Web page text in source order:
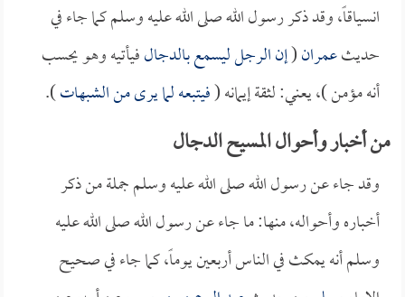
انسياقاً، وقد ذكر رسول الله صلى الله عليه وسلم كما جاء في
حديثعمران(إن الرجل ليسمع بالدجالفيأتيه وهو يحسب
أنه مؤمن )، يعني: لثقة إيمانه (فيتبعه لما يرى من الشبهات).
من أخبار وأحوال المسيح الدجال
وقد جاء عن رسول الله صلى الله عليه وسلم جملة من ذكر
أخباره وأحواله، منها: ما جاء عن رسول الله صلى الله عليه
وسلم أنه يمكث في الناس أربعين يوماً، كما جاء في صحيح